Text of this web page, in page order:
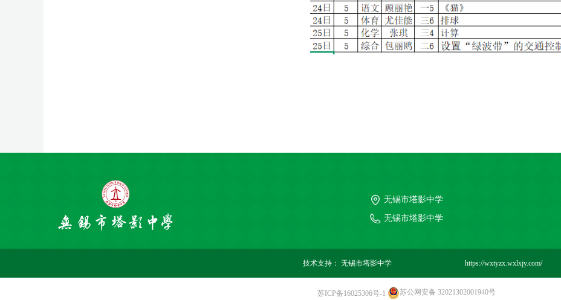
技术支持： 无锡市塔影中学 https://wxtyzx.wxlxjy.com/
无锡市塔影中学
无锡市塔影中学
苏ICP备16025306号-1 苏公网安备 32021302001940号